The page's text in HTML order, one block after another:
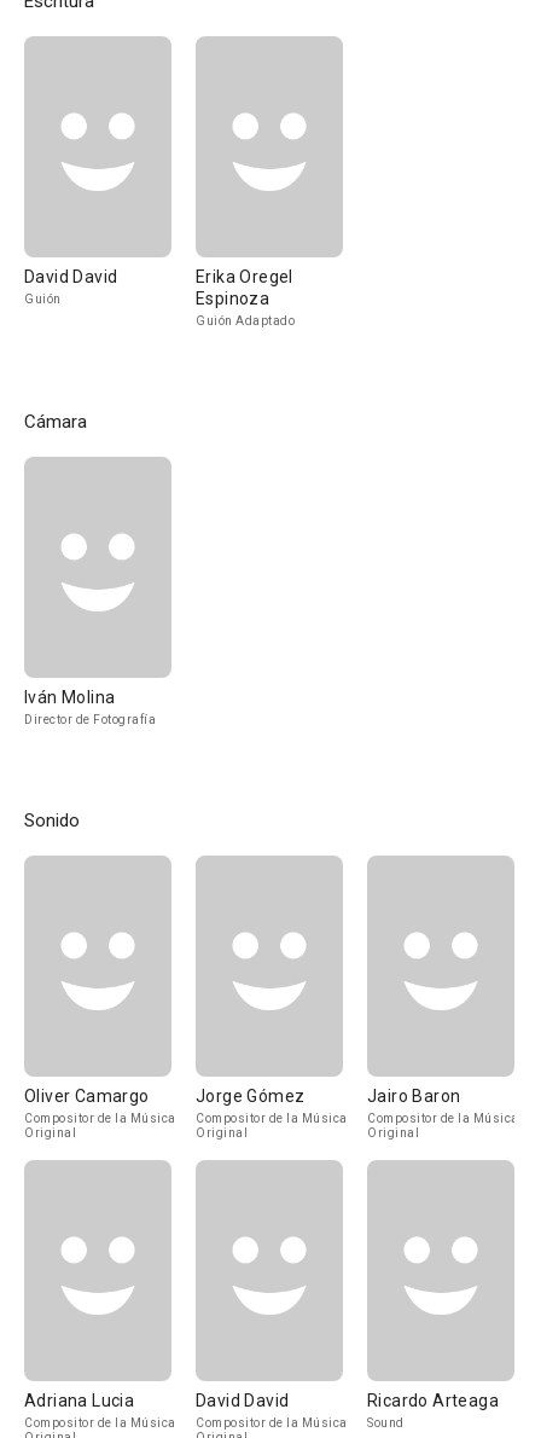
David David
Guión
Erika Oregel
Espinoza
Guión Adaptado
Cámara
Iván Molina
Director de Fotografía
Sonido
Oliver Camargo
Compositor de la Música
Original
Jorge Gómez
Compositor de la Música
Original
Jairo Baron
Compositor de la Música
Original
Adriana Lucia
Compositor de la Música
David David
Compositor de la Música
Ricardo Arteaga
Sound